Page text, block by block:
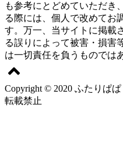
も参考にとどめていただき
る際には、個人で改めてお
す。万一、当サイトに掲載
る誤りによって被害・損害
は一切責任を負うものでは
Copyright © 2020 ふたりぱ
転載禁止